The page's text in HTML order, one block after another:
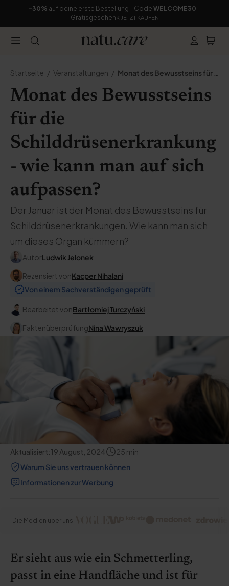
-30% auf deine erste Bestellung - Code WELCOME30 +
Gratisgeschenk JETZT KAUFEN
Startseite Veranstaltungen Monat des Bewusstseins für Schilddrüsenkrankheiten
Monat des Bewusstseins
für die
Schilddrüsenerkrankung
- wie kann man auf sich
aufpassen?
Der Januar ist der Monat des Bewusstseins für
Schilddrüsenerkrankungen. Wie kann man sich
um dieses Organ kümmern?
AutorLudwik Jelonek
Rezensiert vonKacper Nihalani
Von einem Sachverständigen geprüft
Bearbeitet vonBartłomiej Turczyński
FaktenüberprüfungNina Wawryszuk
Aktualisiert:19 August, 2024 25 min
Warum Sie uns vertrauen können
Informationen zur Werbung
Die Medien über uns:
Er sieht aus wie ein Schmetterling,
passt in eine Handfläche und ist für